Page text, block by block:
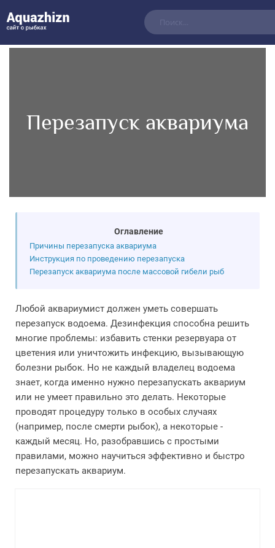
Перезапуск аквариума
Оглавление
Причины перезапуска аквариума
Инструкция по проведению перезапуска
Перезапуск аквариума после массовой гибели рыб
Любой аквариумист должен уметь совершать
перезапуск водоема. Дезинфекция способна решить
многие проблемы: избавить стенки резервуара от
цветения или уничтожить инфекцию, вызывающую
болезни рыбок. Но не каждый владелец водоема
знает, когда именно нужно перезапускать аквариум
или не умеет правильно это делать. Некоторые
проводят процедуру только в особых случаях
(например, после смерти рыбок), а некоторые -
каждый месяц. Но, разобравшись с простыми
правилами, можно научиться эффективно и быстро
перезапускать аквариум.